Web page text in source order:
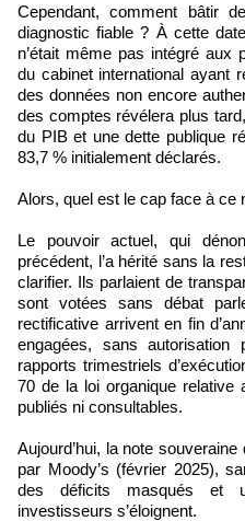
Cependant, comment bâtir
diagnostic fiable ? À cette
n’était même pas intégré aux
du cabinet international ayant
des données non encore
des comptes révélera plus
du PIB et une dette publique
83,7 % initialement déclarés.
Alors, quel est le cap face à ce
Le pouvoir actuel, qui
précédent, l’a hérité sans la
clarifier. Ils parlaient de
sont votées sans débat
rectificative arrivent en fin
engagées, sans
rapports trimestriels
70 de la loi organique
publiés ni consultables.
Aujourd’hui, la note
par Moody’s (février 2025),
des déficits masqués et
investisseurs s’éloignent.